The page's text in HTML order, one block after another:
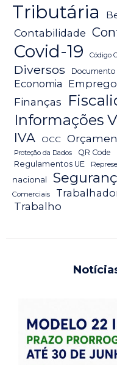
Tributária
Contabilidade
Covid-19 Código
Diversos Documento
Economia Emprego
Finanças
Informações
IVA OCC
Proteção da Dados QR Code
Regulamentos UE
nacional
Comerciais
Trabalho